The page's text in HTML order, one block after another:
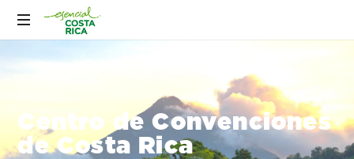
Centro de Convenciones
de Costa Rica